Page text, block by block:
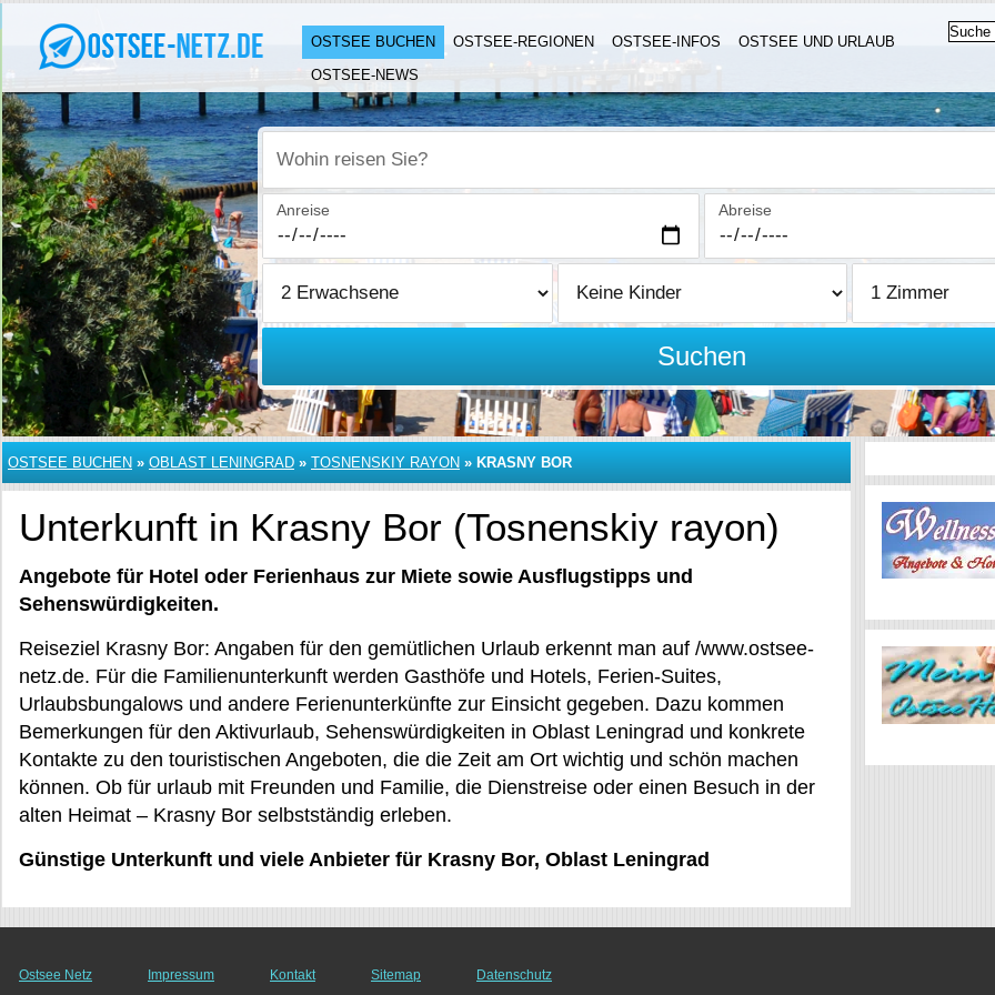
OSTSEE BUCHEN OSTSEE-REGIONEN OSTSEE-INFOS
OSTSEE UND URLAUB
OSTSEE-NEWS
Wohin reisen Sie?
Anreise Abreise
Suchen
OSTSEE BUCHEN » OBLAST LENINGRAD » TOSNENSKIY RAYON » KRASNY BOR
Unterkunft in Krasny Bor (Tosnenskiy rayon)
Angebote für Hotel oder Ferienhaus zur Miete sowie Ausflugstipps und
Sehenswürdigkeiten.
Reiseziel Krasny Bor: Angaben für den gemütlichen Urlaub erkennt man auf /www.ostsee-
netz.de. Für die Familienunterkunft werden Gasthöfe und Hotels, Ferien-Suites,
Urlaubsbungalows und andere Ferienunterkünfte zur Einsicht gegeben. Dazu kommen
Bemerkungen für den Aktivurlaub, Sehenswürdigkeiten in Oblast Leningrad und konkrete
Kontakte zu den touristischen Angeboten, die die Zeit am Ort wichtig und schön machen
können. Ob für urlaub mit Freunden und Familie, die Dienstreise oder einen Besuch in der
alten Heimat – Krasny Bor selbstständig erleben.
Günstige Unterkunft und viele Anbieter für Krasny Bor, Oblast Leningrad
Ostsee Netz Impressum Kontakt Sitemap Datenschutz